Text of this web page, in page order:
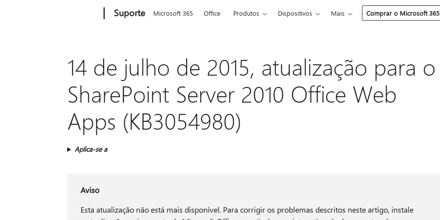
Suporte Microsoft 365 Office Produtos Dispositivos Mais Comprar o Microsoft 365
14 de julho de 2015, atualização para o
SharePoint Server 2010 Office Web
Apps (KB3054980)
Aplica-se a
Aviso
Esta atualização não está mais disponível. Para corrigir os problemas descritos neste artigo, instale